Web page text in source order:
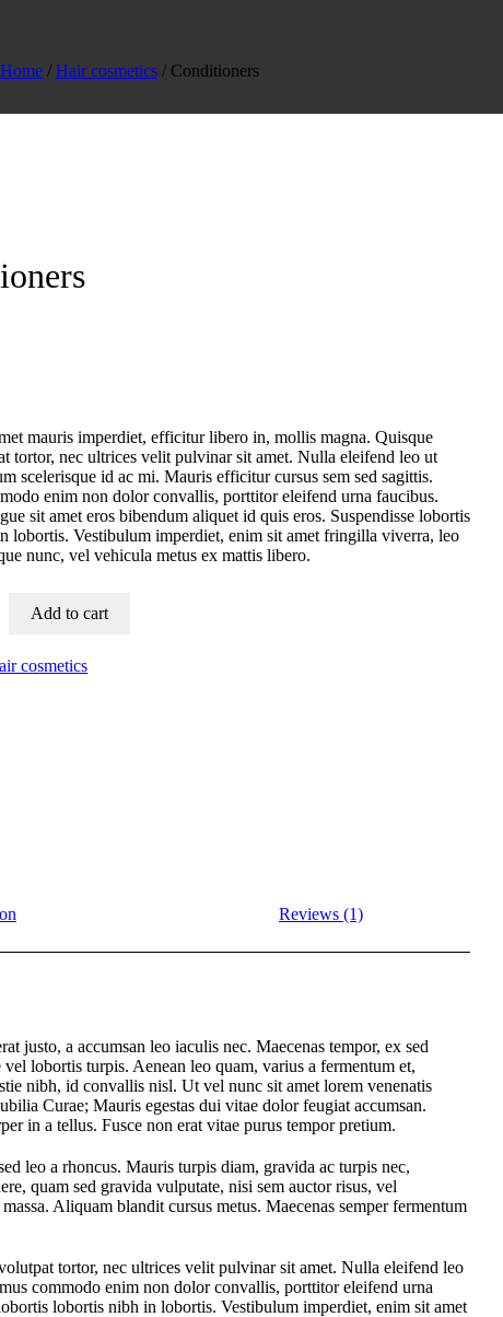
Home/ Hair cosmetics/ Conditioners
mauris imperdiet, efficitur libero in, mollis magna. Quisque
tortor, nec ultrices velit pulvinar sit amet. Nulla eleifend leo ut
scelerisque id ac mi. Mauris efficitur cursus sem sed sagittis.
enim non dolor convallis, porttitor eleifend urna faucibus.
sit amet eros bibendum aliquet id quis eros. Suspendisse lobortis
lobortis. Vestibulum imperdiet, enim sit amet fringilla viverra, leo
nunc, vel vehicula metus ex mattis libero.
Add to cart
cosmetics
Reviews (1)
justo, a accumsan leo iaculis nec. Maecenas tempor, ex sed
lobortis turpis. Aenean leo quam, varius a fermentum et,
nibh, id convallis nisl. Ut vel nunc sit amet lorem venenatis
Curae; Mauris egestas dui vitae dolor feugiat accumsan.
in a tellus. Fusce non erat vitae purus tempor pretium.
leo a rhoncus. Mauris turpis diam, gravida ac turpis nec,
quam sed gravida vulputate, nisi sem auctor risus, vel
Aliquam blandit cursus metus. Maecenas semper fermentum
tortor, nec ultrices velit pulvinar sit amet. Nulla eleifend leo
commodo enim non dolor convallis, porttitor eleifend urna
lobortis nibh in lobortis. Vestibulum imperdiet, enim sit amet